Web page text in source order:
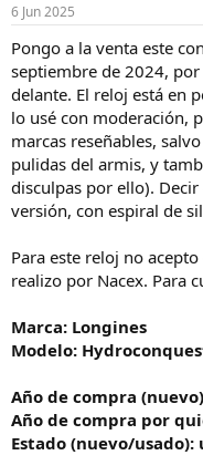
o
r
e
l
h
i
l
o
i
n
i
c
i
o
6 Jun 2025
Pongo a la venta este
septiembre de 2024,
delante. El reloj está en
lo usé con moderación,
marcas reseñables,
pulidas del armis, y
disculpas por ello).
versión, con espiral de
Para este reloj no
realizo por Nacex. Para
Marca: Longines
Modelo:
Año de compra
Año de compra por
Estado (nuevo/